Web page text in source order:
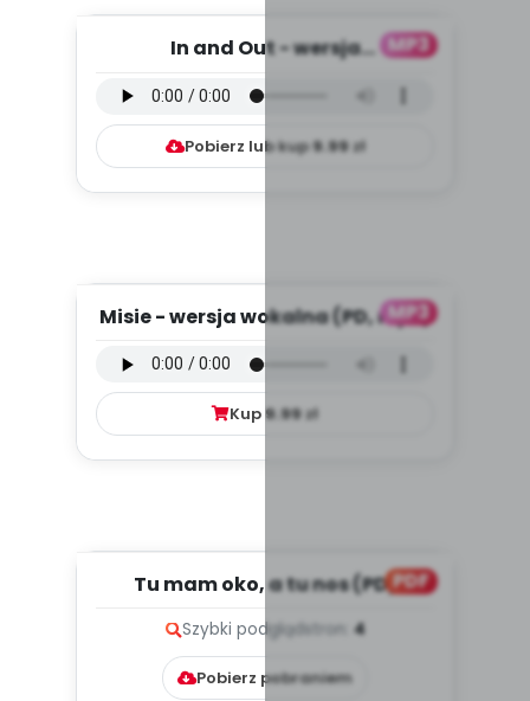
MP3
In and Out - wersja
Pobierz lub kup9.99zł
MP3
Misie - wersja wokalna (PD, mp3)
Kup9.99zł
PDF
Tu mam oko, a tu nos (PD)
Szybki podgląd stron: 4
Pobierz pobraniem